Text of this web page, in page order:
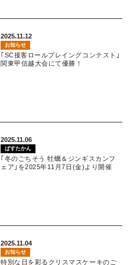
2025.11.12
お知らせ
｢SC接客ロールプレイングコンテスト｣
関東甲信越大会にて優勝！
2025.11.06
ぱすたかん
｢冬のごちそう 牡蠣＆ジンギスカンフ
ェア｣を2025年11月7日(金)より開催
2025.11.04
お知らせ
特別な日を彩るクリスマスケーキのご